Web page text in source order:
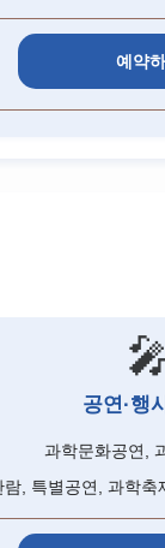
예약
공연·행
과학문화공연,
, 특별공연, 과학